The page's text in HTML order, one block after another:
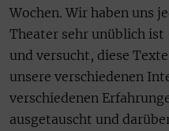
Wochen. Wir haben uns
Theater sehr unüblich
und versucht, diese
unsere verschiedenen
verschiedenen
ausgetauscht und